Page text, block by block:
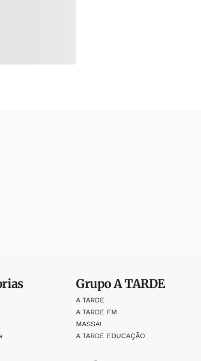
GrupoA TARDE
A TARDE
A TARDE FM
MASSA!
A TARDE EDUCAÇÃO